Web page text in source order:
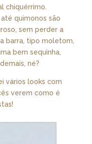
chiquérrimo.
quimonos são
sem perder a
barra, tipo moletom,
bem sequinha,
né?
vários looks com
verem como é